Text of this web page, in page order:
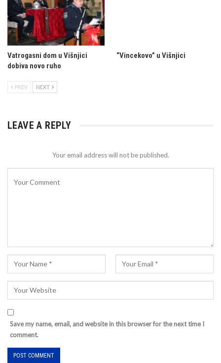
Vatrogasni dom u Višnjici
dobiva novo ruho
“Vincekovo” u Višnjici
PREV NEXT
LEAVE A REPLY
Your email address will not be published.
Save my name, email, and website in this browser for the next time I
comment.